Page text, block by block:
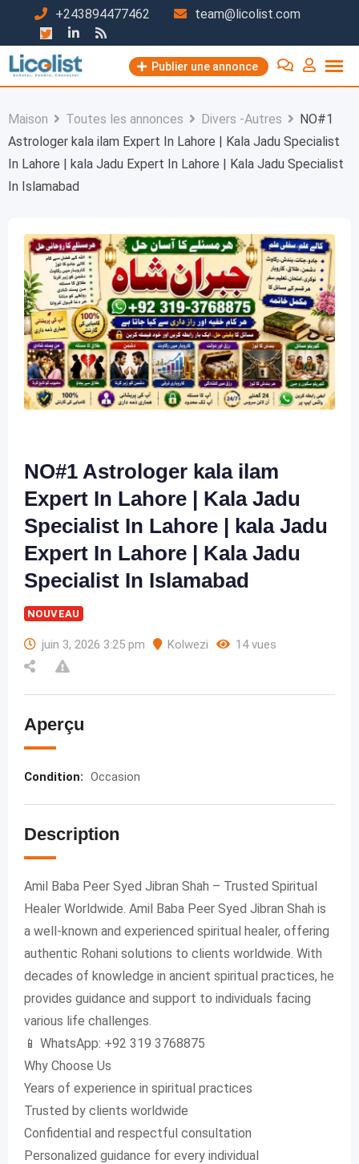
contenu
+243894477462 team@licolist.com
Publier une annonce
Maison Toutes les annonces Divers -Autres
NO#1
Astrologer kala ilam Expert In Lahore | Kala Jadu Specialist
In Lahore | kala Jadu Expert In Lahore | Kala Jadu Specialist
In Islamabad
NO#1 Astrologer kala ilam
Expert In Lahore | Kala Jadu
Specialist In Lahore | kala Jadu
Expert In Lahore | Kala Jadu
Specialist In Islamabad
NOUVEAU
juin 3, 2026 3:25 pm Kolwezi 14 vues
Aperçu
Condition: Occasion
Description
Amil Baba Peer Syed Jibran Shah – Trusted Spiritual
Healer Worldwide. Amil Baba Peer Syed Jibran Shah is
a well-known and experienced spiritual healer, offering
authentic Rohani solutions to clients worldwide. With
decades of knowledge in ancient spiritual practices, he
provides guidance and support to individuals facing
various life challenges.
📱 WhatsApp: +92 319 3768875
Why Choose Us
Years of experience in spiritual practices
Trusted by clients worldwide
Confidential and respectful consultation
Personalized guidance for every individual